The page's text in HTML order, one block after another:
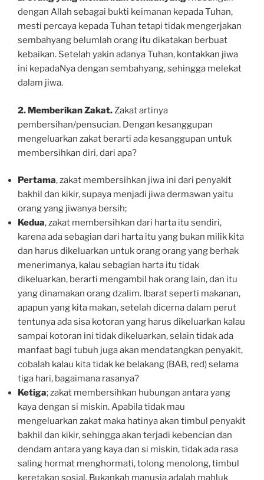
dengan Allah sebagai bukti keimanan kepada Tuhan,
mesti percaya kepada Tuhan tetapi tidak mengerjakan
sembahyang belumlah orang itu dikatakan berbuat
kebaikan. Setelah yakin adanya Tuhan, kontakkan jiwa
ini kepadaNya dengan sembahyang, sehingga melekat
dalam jiwa.
2. Memberikan Zakat.Zakat artinya
pembersihan/pensucian. Dengan kesanggupan
mengeluarkan zakat berarti ada kesanggupan untuk
membersihkan diri, dari apa?
Pertama, zakat membersihkan jiwa ini dari penyakit
bakhil dan kikir, supaya menjadi jiwa dermawan yaitu
orang yang jiwanya bersih;
Kedua, zakat membersihkan dari harta itu sendiri,
karena ada sebagian dari harta itu yang bukan milik kita
dan harus dikeluarkan untuk orang orang yang berhak
menerimanya, kalau sebagian harta itu tidak
dikeluarkan, berarti mengambil hak orang lain, dan itu
yang dinamakan orang dzalim. Ibarat seperti makanan,
apapun yang kita makan, setelah dicerna dalam perut
tentunya ada sisa kotoran yang harus dikeluarkan kalau
sampai kotoran ini tidak dikeluarkan, selain tidak ada
manfaat bagi tubuh juga akan mendatangkan penyakit,
cobalah kalau kita tidak ke belakang (BAB, red) selama
tiga hari, bagaimana rasanya?
Ketiga; zakat membersihkan hubungan antara yang
kaya dengan si miskin. Apabila tidak mau
mengeluarkan zakat maka hatinya akan timbul penyakit
bakhil dan kikir, sehingga akan terjadi kebencian dan
dendam antara yang kaya dan si miskin, tidak ada rasa
saling hormat menghormati, tolong menolong, timbul
keretakan sosial. Bukankah manusia adalah mahluk